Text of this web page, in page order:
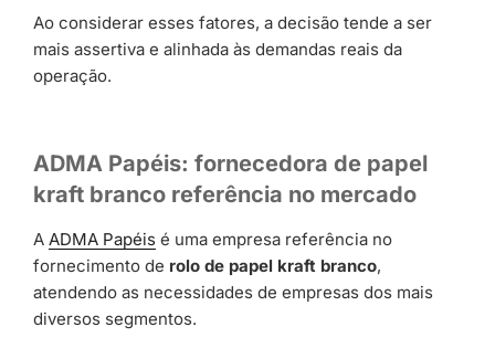
Ao considerar esses fatores, a decisão tende a ser
mais assertiva e alinhada às demandas reais da
operação.
ADMA Papéis: fornecedora de papel
kraft branco referência no mercado
A ADMA Papéis é uma empresa referência no
fornecimento de rolo de papel kraft branco,
atendendo as necessidades de empresas dos mais
diversos segmentos.